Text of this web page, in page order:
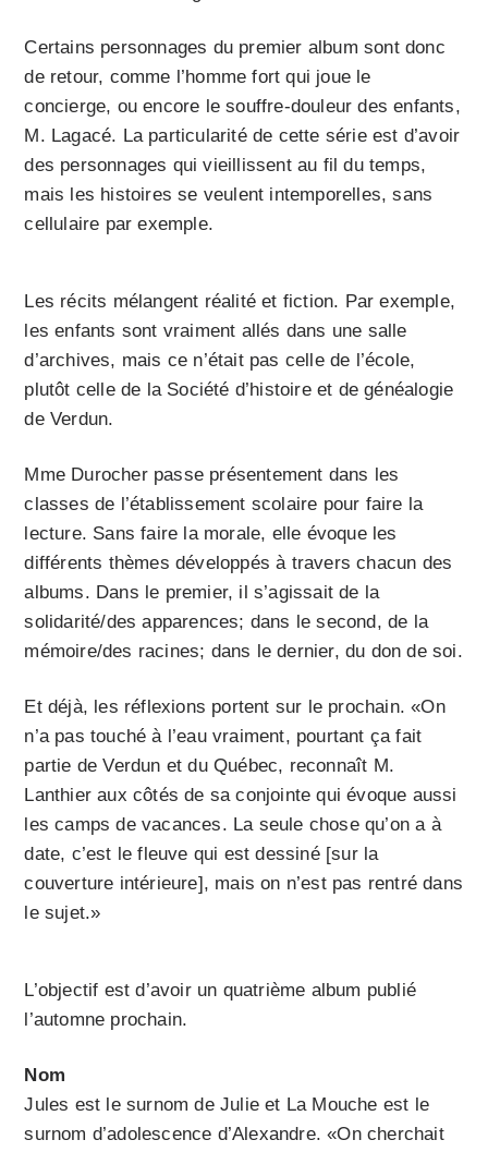
Certains personnages du premier album sont donc
de retour, comme l’homme fort qui joue le
concierge, ou encore le souffre-douleur des enfants,
M. Lagacé. La particularité de cette série est d’avoir
des personnages qui vieillissent au fil du temps,
mais les histoires se veulent intemporelles, sans
cellulaire par exemple.
Les récits mélangent réalité et fiction. Par exemple,
les enfants sont vraiment allés dans une salle
d’archives, mais ce n’était pas celle de l’école,
plutôt celle de la Société d’histoire et de généalogie
de Verdun.
Mme Durocher passe présentement dans les
classes de l’établissement scolaire pour faire la
lecture. Sans faire la morale, elle évoque les
différents thèmes développés à travers chacun des
albums. Dans le premier, il s’agissait de la
solidarité/des apparences; dans le second, de la
mémoire/des racines; dans le dernier, du don de soi.
Et déjà, les réflexions portent sur le prochain. «On
n’a pas touché à l’eau vraiment, pourtant ça fait
partie de Verdun et du Québec, reconnaît M.
Lanthier aux côtés de sa conjointe qui évoque aussi
les camps de vacances. La seule chose qu’on a à
date, c’est le fleuve qui est dessiné [sur la
couverture intérieure], mais on n’est pas rentré dans
le sujet.»
L’objectif est d’avoir un quatrième album publié
l’automne prochain.
Nom
Jules est le surnom de Julie et La Mouche est le
surnom d’adolescence d’Alexandre. «On cherchait